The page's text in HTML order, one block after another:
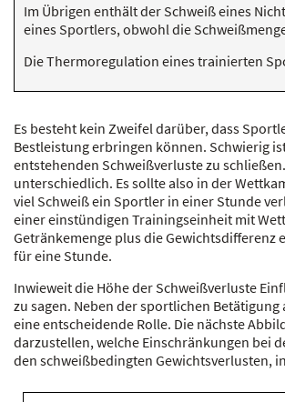
Im Übrigen enthält der Schweiß eines
eines Sportlers, obwohl die
Die Thermoregulation eines trainierten
Es besteht kein Zweifel darüber, dass
Bestleistung erbringen können. Schwierig
entstehenden Schweißverluste zu
unterschiedlich. Es sollte also in der
viel Schweiß ein Sportler in einer Stunde
einer einstündigen Trainingseinheit mit
Getränkemenge plus die
für eine Stunde.
Inwieweit die Höhe der Schweißverluste
zu sagen. Neben der sportlichen
eine entscheidende Rolle. Die nächste
darzustellen, welche Einschränkungen bei
den schweißbedingten Gewichtsverlusten,